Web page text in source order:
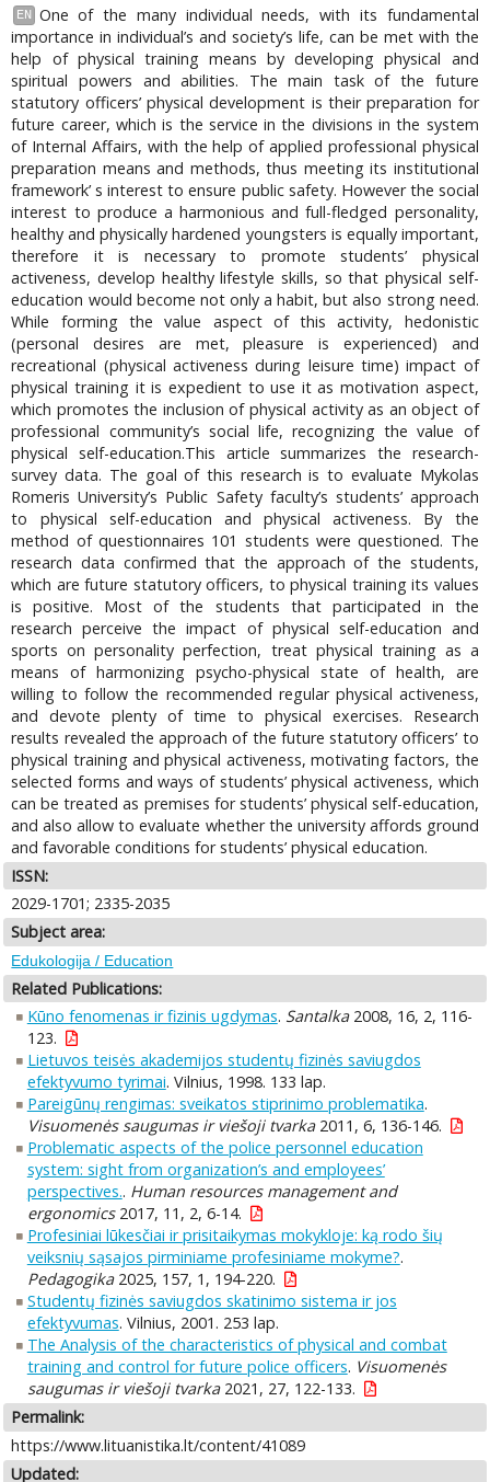
EN
One of the many individual needs, with its fundamental
importance in individual’s and society’s life, can be met with the
help of physical training means by developing physical and
spiritual powers and abilities. The main task of the future
statutory officers’ physical development is their preparation for
future career, which is the service in the divisions in the system
of Internal Affairs, with the help of applied professional physical
preparation means and methods, thus meeting its institutional
framework’ s interest to ensure public safety. However the social
interest to produce a harmonious and full-fledged personality,
healthy and physically hardened youngsters is equally important,
therefore it is necessary to promote students’ physical
activeness, develop healthy lifestyle skills, so that physical self-
education would become not only a habit, but also strong need.
While forming the value aspect of this activity, hedonistic
(personal desires are met, pleasure is experienced) and
recreational (physical activeness during leisure time) impact of
physical training it is expedient to use it as motivation aspect,
which promotes the inclusion of physical activity as an object of
professional community’s social life, recognizing the value of
physical self-education.This article summarizes the research-
survey data. The goal of this research is to evaluate Mykolas
Romeris University’s Public Safety faculty’s students’ approach
to physical self-education and physical activeness. By the
method of questionnaires 101 students were questioned. The
research data confirmed that the approach of the students,
which are future statutory officers, to physical training its values
is positive. Most of the students that participated in the
research perceive the impact of physical self-education and
sports on personality perfection, treat physical training as a
means of harmonizing psycho-physical state of health, are
willing to follow the recommended regular physical activeness,
and devote plenty of time to physical exercises. Research
results revealed the approach of the future statutory officers’ to
physical training and physical activeness, motivating factors, the
selected forms and ways of students’ physical activeness, which
can be treated as premises for students’ physical self-education,
and also allow to evaluate whether the university affords ground
and favorable conditions for students’ physical education.
ISSN:
2029-1701; 2335-2035
Subject area:
Edukologija / Education
Related Publications:
Kūno fenomenas ir fizinis ugdymas. Santalka2008, 16, 2, 116-
123.
Lietuvos teisės akademijos studentų fizinės saviugdos
efektyvumo tyrimai. Vilnius, 1998. 133 lap.
Pareigūnų rengimas: sveikatos stiprinimo problematika.
Visuomenės saugumas ir viešoji tvarka2011, 6, 136-146.
Problematic aspects of the police personnel education
system: sight from organization’s and employees’
perspectives.. Human resources management and
ergonomics2017, 11, 2, 6-14.
Profesiniai lūkesčiai ir prisitaikymas mokykloje: ką rodo šių
veiksnių sąsajos pirminiame profesiniame mokyme?.
Pedagogika2025, 157, 1, 194-220.
Studentų fizinės saviugdos skatinimo sistema ir jos
efektyvumas. Vilnius, 2001. 253 lap.
The Analysis of the characteristics of physical and combat
training and control for future police officers. Visuomenės
saugumas ir viešoji tvarka2021, 27, 122-133.
Permalink:
https://www.lituanistika.lt/content/41089
Updated: